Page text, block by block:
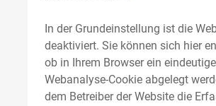
In der Grundeinstellung ist die
deaktiviert. Sie können sich hier
ob in Ihrem Browser ein
Webanalyse-Cookie abgelegt
dem Betreiber der Website die